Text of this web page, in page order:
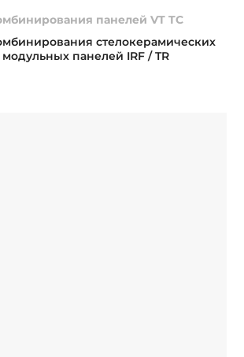
панелей VT TC
стелокерамических
панелей IRF / TR